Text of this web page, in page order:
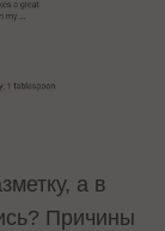
а в
Причины